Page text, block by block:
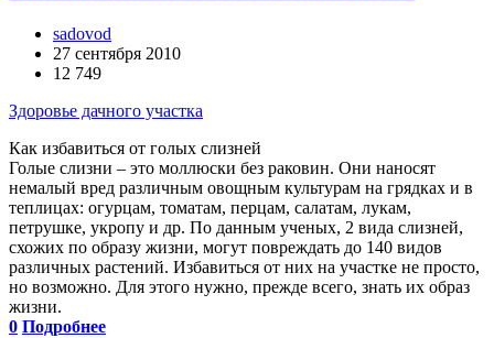
sadovod
27 сентября 2010
12 749
Здоровье дачного участка
Как избавиться от голых слизней
Голые слизни – это моллюски без раковин. Они наносят
немалый вред различным овощным культурам на грядках и в
теплицах: огурцам, томатам, перцам, салатам, лукам,
петрушке, укропу и др. По данным ученых, 2 вида слизней,
схожих по образу жизни, могут повреждать до 140 видов
различных растений. Избавиться от них на участке не просто,
но возможно. Для этого нужно, прежде всего, знать их образ
жизни.
0 Подробнее